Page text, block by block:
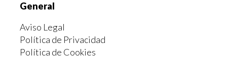
General
Aviso Legal
Política de Privacidad
Política de Cookies